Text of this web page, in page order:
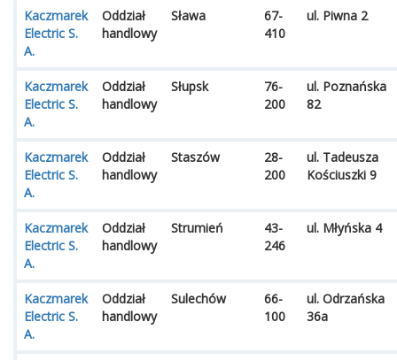
Kaczmarek
Electric S.
A.
Oddział
handlowy
Sława
67-
410
ul. Piwna 2
Kaczmarek
Electric S.
A.
Oddział
handlowy
Słupsk
76-
200
ul. Poznańska
82
Kaczmarek
Electric S.
A.
Oddział
handlowy
Staszów
28-
200
ul. Tadeusza
Kościuszki 9
Kaczmarek
Electric S.
A.
Oddział
handlowy
Strumień
43-
246
ul. Młyńska 4
Kaczmarek
Electric S.
A.
Oddział
handlowy
Sulechów
66-
100
ul. Odrzańska
36a